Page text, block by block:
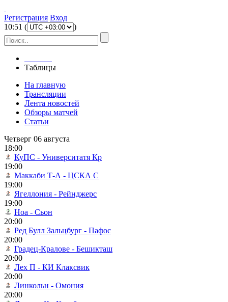
Регистрация Вход
10:51 ( )
Таблицы
На главную
Трансляции
Лента новостей
Обзоры матчей
Статьи
Четверг 06 августа
18:00
КуПС - Университатя Кр
19:00
Маккаби Т-А - ЦСКА С
19:00
Ягеллония - Рейнджерс
19:00
Ноа - Сьон
20:00
Ред Булл Зальцбург - Пафос
20:00
Градец-Кралове - Бешикташ
20:00
Лех П - КИ Клаксвик
20:00
Линкольн - Омония
20:00